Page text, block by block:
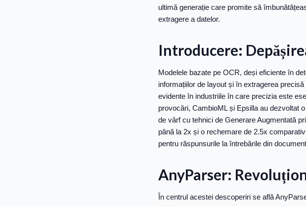
ultimă generație care promite să
extragere a datelor.
Introducere:
Modelele bazate pe OCR, deși eficiente în
informațiilor de layout și în extragerea
evidente în industriile în care precizia este
provocări, CambioML și Epsilla au dezvoltat
de vârf cu tehnici de Generare Augmentată
până la 2x și o rechemare de 2.5x
pentru răspunsurile la întrebările din
AnyParser:
În centrul acestei descoperiri se află